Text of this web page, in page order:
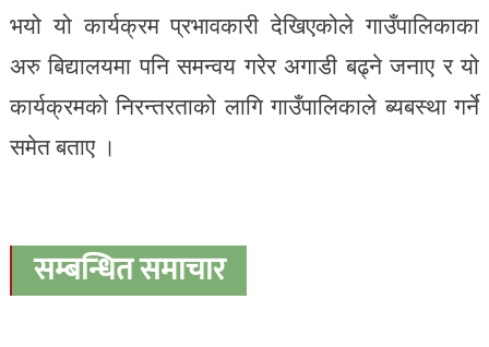
भयो यो कार्यक्रम प्रभावकारी देखिएकोले गाउँपालिकाका
अरु बिद्यालयमा पनि समन्वय गरेर अगाडी बढ्ने जनाए र यो
कार्यक्रमको निरन्तरताको लागि गाउँपालिकाले ब्यबस्था गर्ने
समेत बताए ।
सम्बन्धित समाचार